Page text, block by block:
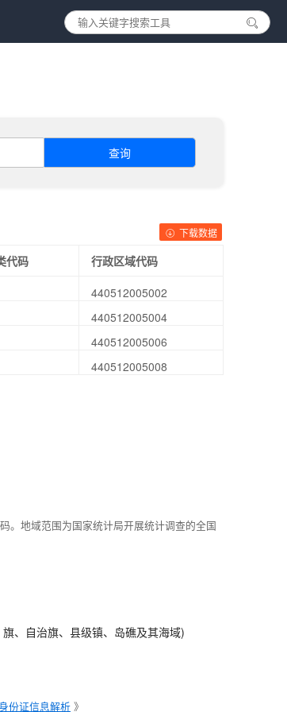
查询
下载数据
代码
行政区域代码
440512005002
440512005004
440512005006
440512005008
。地域范围为国家统计局开展统计调查的全国
、自治旗、县级镇、岛礁及其海域)
身份证信息解析 》